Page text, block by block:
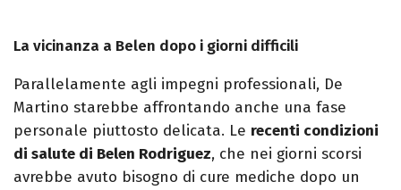
La vicinanza a Belen dopo i giorni difficili
Parallelamente agli impegni professionali, De
Martino starebbe affrontando anche una fase
personale piuttosto delicata. Le recenti condizioni
di salute di Belen Rodriguez, che nei giorni scorsi
avrebbe avuto bisogno di cure mediche dopo un